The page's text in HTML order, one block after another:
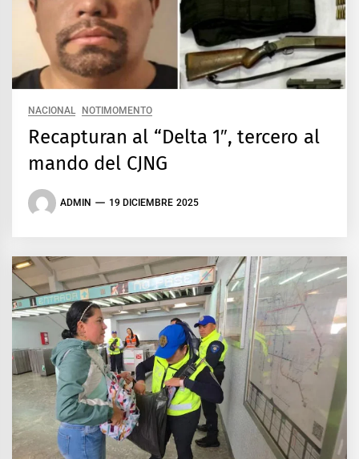
NACIONAL NOTIMOMENTO
Recapturan al “Delta 1″, tercero al
mando del CJNG
ADMIN 19 DICIEMBRE 2025